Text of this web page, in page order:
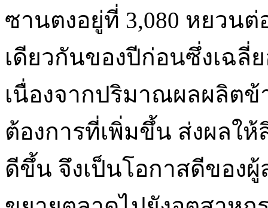
ซานตงอยู่ที่ 3,080 หยวนต่
เดียวกันของปีก่อนซึ่งเฉลี่
เนื่องจากปริมาณผลผลิตข้
ต้องการที่เพิ่มขึ้น ส่งผลใ
ดีขึ้น จึงเป็นโอกาสดีของผู้